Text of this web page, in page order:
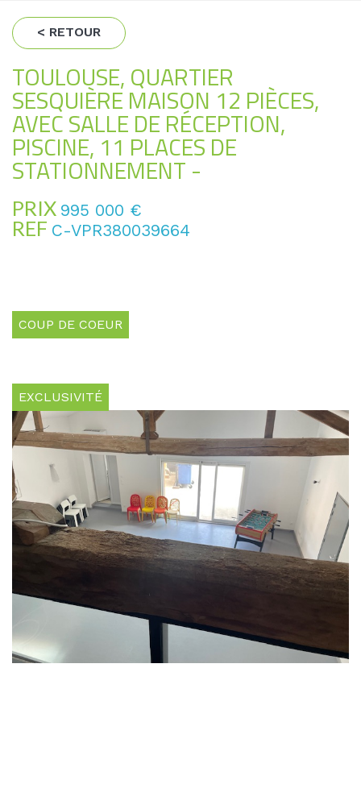
< RETOUR
TOULOUSE, QUARTIER
SESQUIÈRE MAISON 12 PIÈCES,
AVEC SALLE DE RÉCEPTION,
PISCINE, 11 PLACES DE
STATIONNEMENT -
PRIX 995 000 €
REF C-VPR380039664
EXCLUSIVITÉ
COUP DE COEUR